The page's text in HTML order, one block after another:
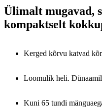
Ülimalt mugavad,
kompaktselt
Kerged kõrvu katvad
Loomulik heli.
Kuni 65 tundi